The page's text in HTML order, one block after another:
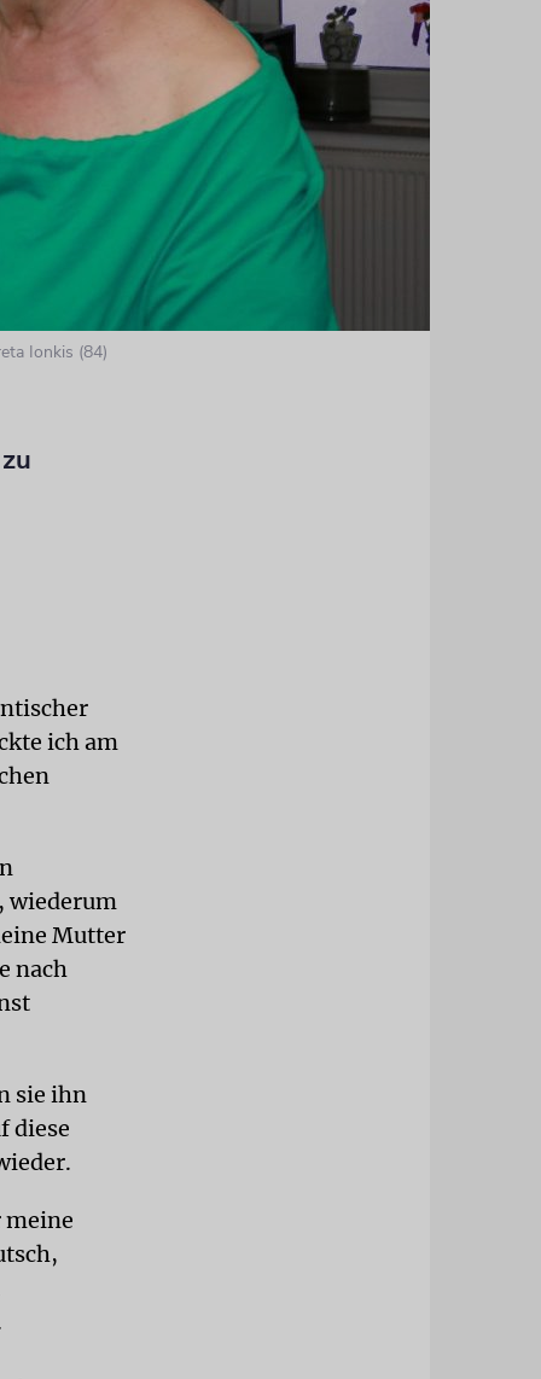
Ionkis (84)
ich am
wiederum
Mutter
nach
sie ihn
diese
meine